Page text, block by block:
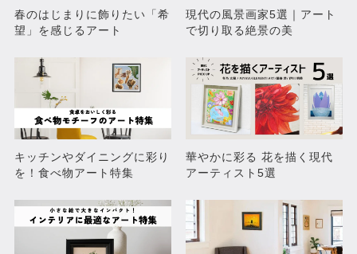
¥8,800
¥27,500
春のはじまりに飾りたい「希
望」を感じるアート
現代の風景画家5選｜アート
で切り取る絶景の美
キッチンやダイニングに彩り
を！食べ物アート特集
華やかに彩る 花を描く現代
アーティスト5選